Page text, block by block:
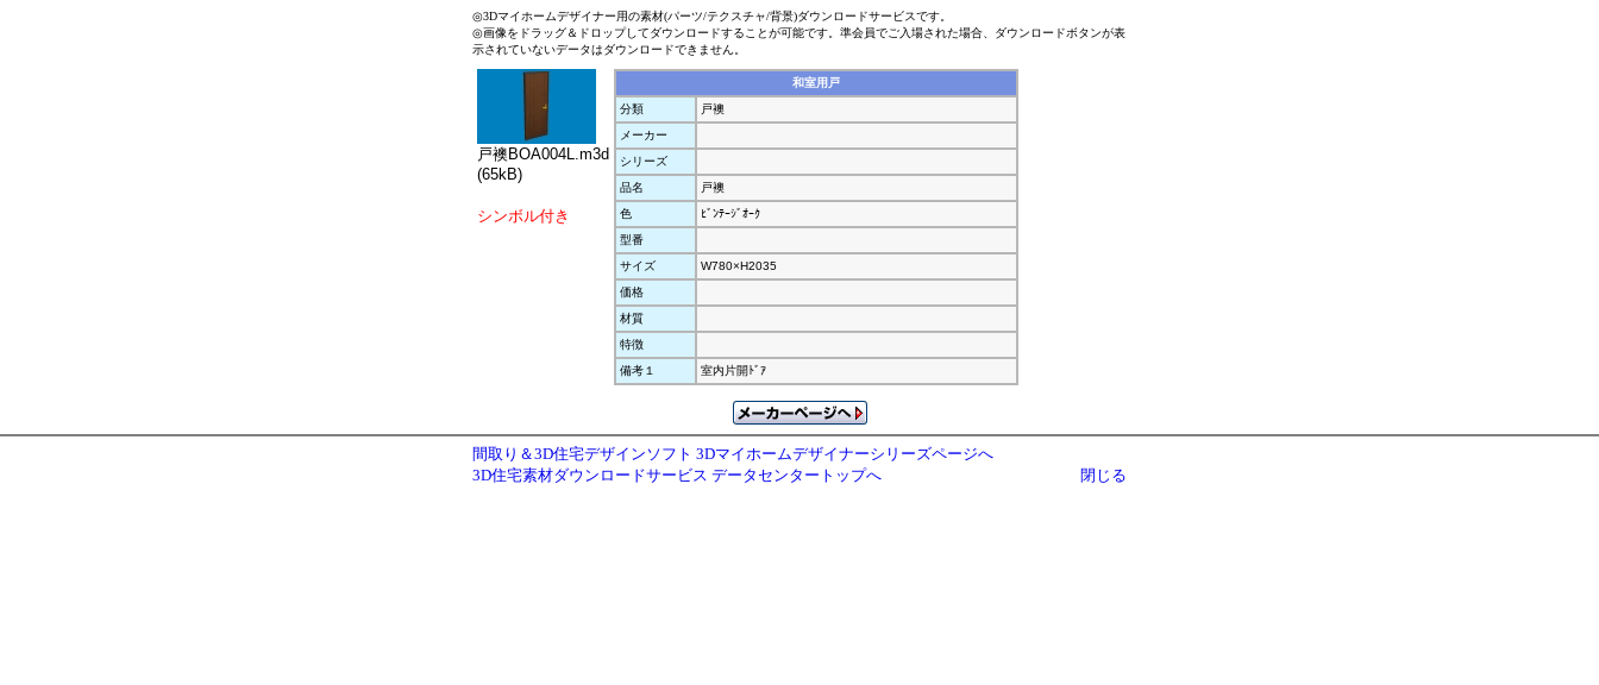
◎3Dマイホームデザイナー用の素材(パーツ/テクスチャ/背景)ダウンロードサービスです。
◎画像をドラッグ＆ドロップしてダウンロードすることが可能です。準会員でご入場された場合、ダウンロードボタンが表
示されていないデータはダウンロードできません。
戸襖BOA004L.m3d
(65kB)
シンボル付き
和室用戸
分類
戸襖
メーカー
シリーズ
品名
戸襖
色
ﾋﾞﾝﾃｰｼﾞｵｰｸ
型番
サイズ
W780×H2035
価格
材質
特徴
備考１
室内片開ﾄﾞｱ
間取り＆3D住宅デザインソフト 3Dマイホームデザイナーシリーズページへ
3D住宅素材ダウンロードサービス データセンタートップへ
閉じる